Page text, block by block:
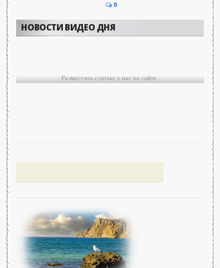
0
НОВОСТИ ВИДЕО ДНЯ
Разместить статью у нас на сайте.